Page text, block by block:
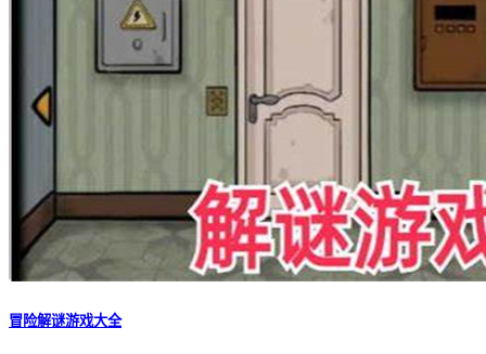
冒险解谜游戏大全